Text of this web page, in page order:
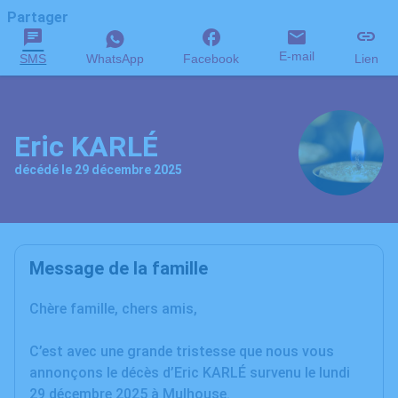
Partager
SMS WhatsApp Facebook E-mail Lien
Eric KARLÉ
décédé le 29 décembre 2025
Message de la famille
Chère famille, chers amis,
C’est avec une grande tristesse que nous vous
annonçons le décès d’Eric KARLÉ survenu le lundi
29 décembre 2025 à Mulhouse.